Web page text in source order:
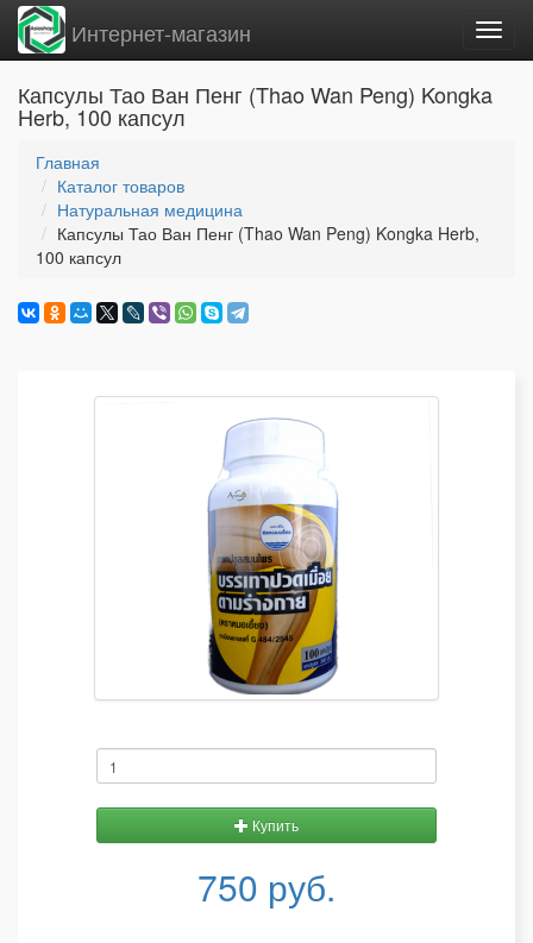
Интернет-магазин
Капсулы Тао Ван Пенг (Thao Wan Peng) Kongka
Herb, 100 капсул
Главная
Каталог товаров
Натуральная медицина
Капсулы Тао Ван Пенг (Thao Wan Peng) Kongka Herb,
100 капсул
Купить
750 руб.